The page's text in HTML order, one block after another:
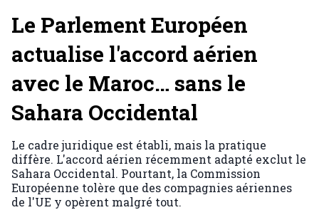
Le Parlement Européen
actualise l'accord aérien
avec le Maroc… sans le
Sahara Occidental
Le cadre juridique est établi, mais la pratique
diffère. L'accord aérien récemment adapté exclut le
Sahara Occidental. Pourtant, la Commission
Européenne tolère que des compagnies aériennes
de l'UE y opèrent malgré tout.